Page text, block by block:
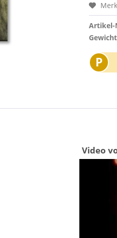
Artikel-
P
Video